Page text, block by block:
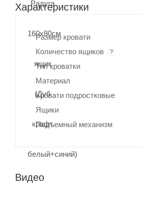
Характеристики
Размер кровати
Количество ящиков
?
Тип кроватки
Материал
Кровати подростковые
Ящики
Подъемный механизм
Видео